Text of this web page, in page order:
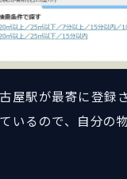
屋駅が最寄に登録
いるので、自分の